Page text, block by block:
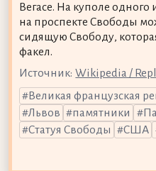
Вегасе. На куполе
на проспекте Свободы
сидящую Свободу,
факел.
Источник: Wikipedia /
Великая французская
Львов
памятники
Статуя Свободы
США